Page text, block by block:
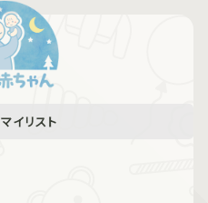
マイリスト